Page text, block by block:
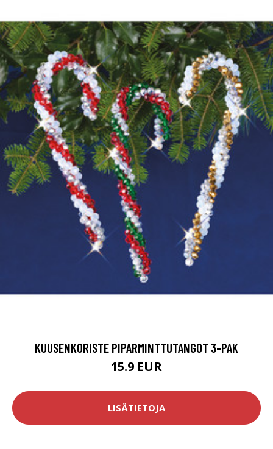
KUUSENKORISTE PIPARMINTTUTANGOT 3-PAK
15.9 EUR
LISÄTIETOJA